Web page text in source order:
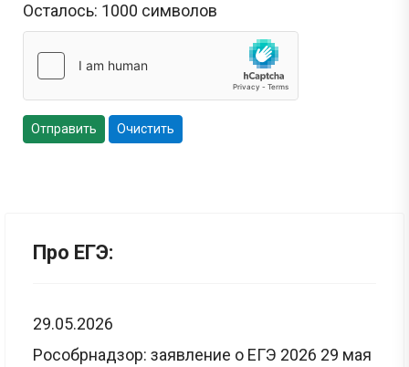
Осталось: 1000 символов
Отправить Очистить
Про ЕГЭ:
29.05.2026
Рособрнадзор: заявление о ЕГЭ 2026 29 мая